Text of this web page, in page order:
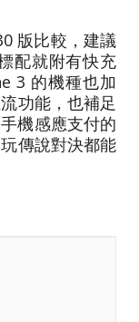
版比較，建議
配就附有快充
3 的機種也加
功能，也補足
機感應支付的
傳說對決都能